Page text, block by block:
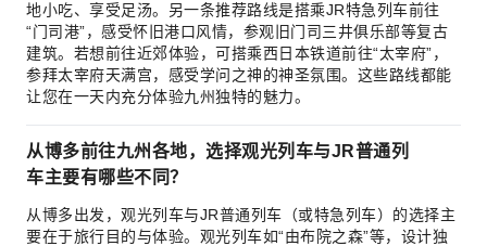
地小吃、享受足汤。另一条推荐路线是搭乘JR特急列车前往
“门司港”，感受怀旧港口风情，参观旧门司三井俱乐部等复古
建筑。若想前往近郊体验，可搭乘西日本铁道前往“太宰府”，
参拜太宰府天满宫，感受学问之神的神圣氛围。这些路线都能
让您在一天内充分体验九州独特的魅力。
从博多前往九州各地，选择观光列车与JR普通列
车主要有哪些不同？
从博多出发，观光列车与JR普通列车（或特急列车）的选择主
要在于旅行目的与体验。观光列车如“由布院之森”等，设计独